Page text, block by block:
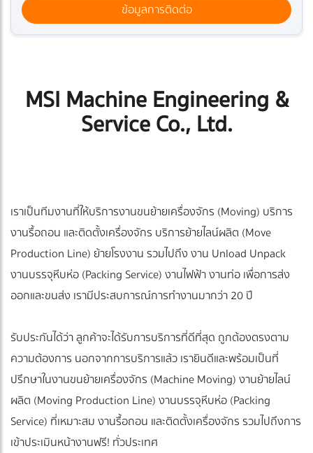
ข้อมูลการติดต่อ
MSI Machine Engineering &
Service Co., Ltd.
เราเป็นทีมงานที่ให้บริการงานขนย้ายเครื่องจักร (Moving) บริการ
งานรื้อถอน และติดตั้งเครื่องจักร บริการย้ายไลน์ผลิต (Move
Production Line) ย้ายโรงงาน รวมไปถึง งาน Unload Unpack
งานบรรจุหีบห่อ (Packing Service) งานไฟฟ้า งานท่อ เพื่อการส่ง
ออกและขนส่ง เรามีประสบการณ์การทำงานมากว่า 20 ปี
รับประกันได้ว่า ลูกค้าจะได้รับการบริการที่ดีที่สุด ถูกต้องตรงตาม
ความต้องการ นอกจากการบริการแล้ว เรายินดีและพร้อมเป็นที่
ปรึกษาในงานขนย้ายเครื่องจักร (Machine Moving) งานย้ายไลน์
ผลิต (Moving Production Line) งานบรรจุหีบห่อ (Packing
Service) ที่เหมาะสม งานรื้อถอน และติดตั้งเครื่องจักร รวมไปถึงการ
เข้าประเมินหน้างานฟรี! ทั่วประเทศ